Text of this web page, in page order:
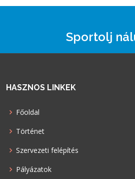
Sportolj
HASZNOS LINKEK
Főoldal
Történet
Szervezeti felépítés
Pályázatok